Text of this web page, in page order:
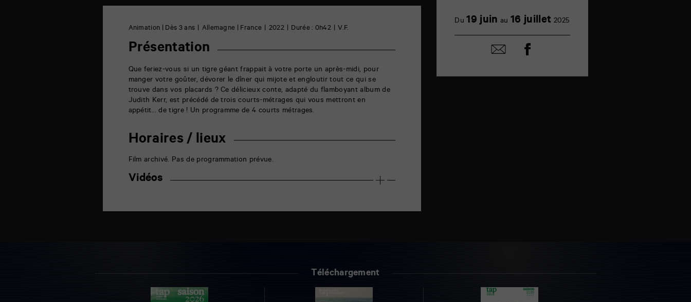
Animation | Dès 3 ans Allemagne | France 2022 Durée : 0h42 V.F.
Présentation
Que feriez-vous si un tigre géant frappait à votre porte un après-midi, pour
manger votre goûter, dévorer le dîner qui mijote et engloutir tout ce qui se
trouve dans vos placards ? Ce délicieux conte, adapté du flamboyant album de
Judith Kerr, est précédé de trois courts-métrages qui vous mettront en
appétit… de tigre ! Un programme de 4 courts métrages.
Horaires / lieux
Film archivé. Pas de programmation prévue.
Vidéos
Du 19 juin au 16 juillet 2025
Partager
par
Partager
sur
Téléchargement